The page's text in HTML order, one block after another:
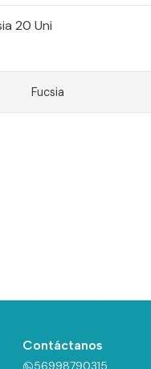
20 Uni
Fucsia
Contáctanos
56998790315